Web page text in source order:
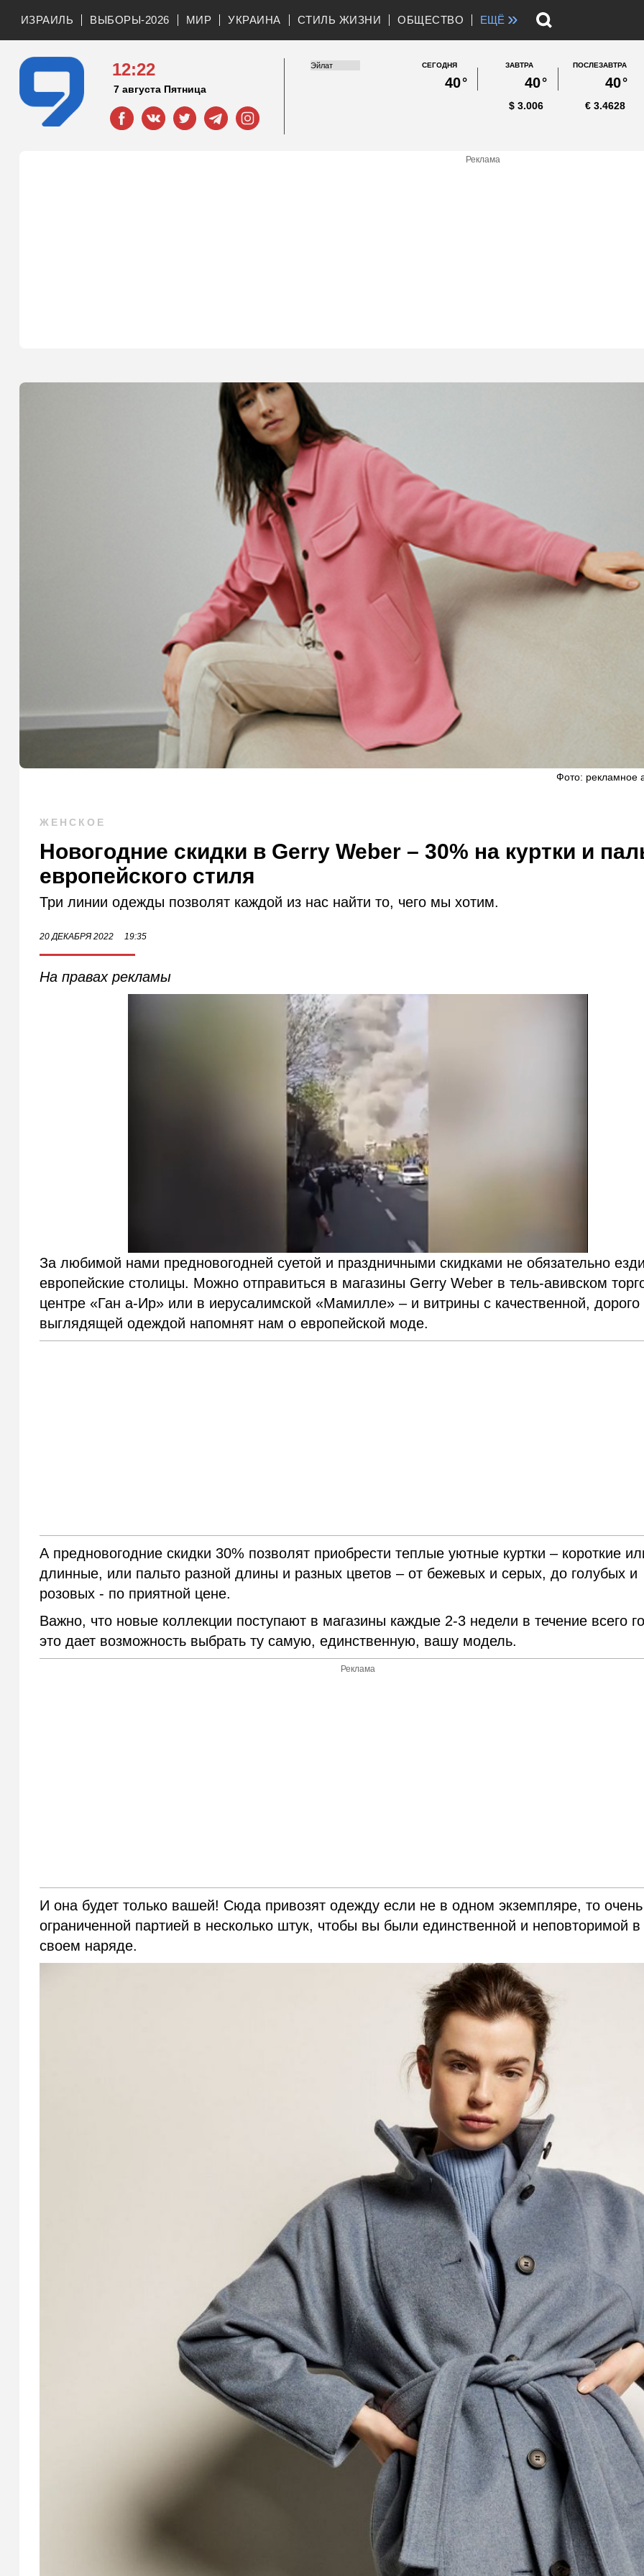
ИЗРАИЛЬ ВЫБОРЫ-2026 МИР УКРАИНА СТИЛЬ ЖИЗНИ ОБЩЕСТВО ЕЩЁ »
12:22
7 августа Пятница
СЕГОДНЯ
40°
ЗАВТРА
40°
ПОСЛЕЗАВТРА
40°
3.006
$ 3.4628
€
Реклама
Фото: рекламное
ЖЕНСКОЕ
Новогодние скидки в Gerry Weber – 30% на куртки и
европейского стиля
Три линии одежды позволят каждой из нас найти то, чего мы хотим.
20 ДЕКАБРЯ 2022 19:35
На правах рекламы
За любимой нами предновогодней суетой и праздничными скидками не обязательно
европейские столицы. Можно отправиться в магазины Gerry Weber в тель-авивском
центре «Ган а-Ир» или в иерусалимской «Мамилле» – и витрины с качественной, дорого
выглядящей одеждой напомнят нам о европейской моде.
А предновогодние скидки 30% позволят приобрести теплые уютные куртки – короткие
длинные, или пальто разной длины и разных цветов – от бежевых и серых, до голубых и
розовых - по приятной цене.
Важно, что новые коллекции поступают в магазины каждые 2-3 недели в течение всего
это дает возможность выбрать ту самую, единственную, вашу модель.
Реклама
И она будет только вашей! Сюда привозят одежду если не в одном экземпляре, то очень
ограниченной партией в несколько штук, чтобы вы были единственной и неповторимой в
своем наряде.